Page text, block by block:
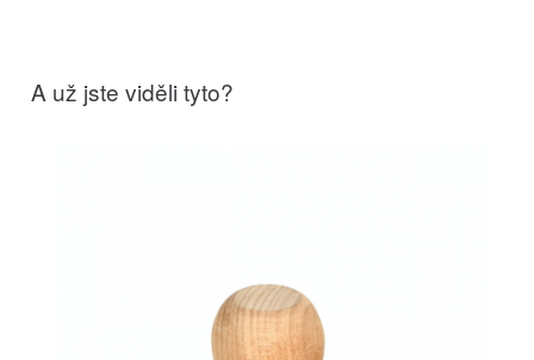
A už jste viděli tyto?